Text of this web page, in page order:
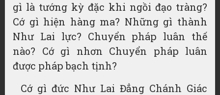
gì là tướng kỳ đặc khi ngồi đạo tràng?
Cớ gì hiện hàng ma? Những gì thành
Như Lai lực? Chuyển pháp luân thế
nào? Cớ gì nhơn Chuyển pháp luân
được pháp bạch tịnh?
Cớ gì đức Như Lai Đẳng Chánh Giác